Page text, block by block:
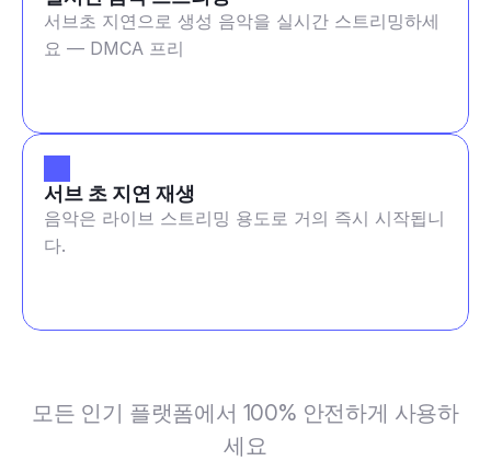
서브초 지연으로 생성 음악을 실시간 스트리밍하세
요 — DMCA 프리
서브 초 지연 재생
음악은 라이브 스트리밍 용도로 거의 즉시 시작됩니
다.
모든 인기 플랫폼에서 100% 안전하게 사용하
세요